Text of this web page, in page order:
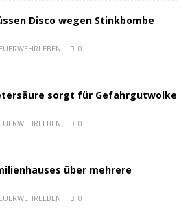
Disco wegen Stinkbombe
0
sorgt für Gefahrgutwolke
0
über mehrere
0